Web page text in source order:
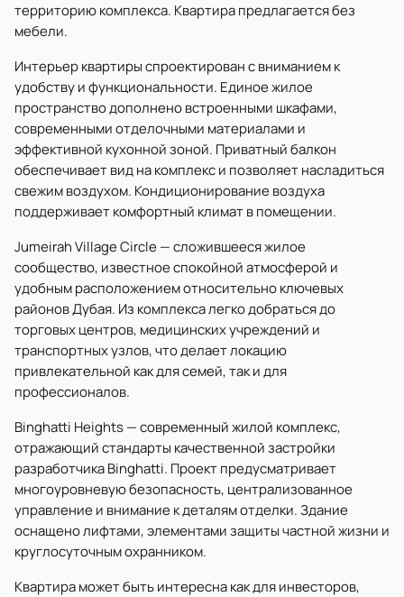
территорию комплекса. Квартира предлагается без
мебели.
Интерьер квартиры спроектирован с вниманием к
удобству и функциональности. Единое жилое
пространство дополнено встроенными шкафами,
современными отделочными материалами и
эффективной кухонной зоной. Приватный балкон
обеспечивает вид на комплекс и позволяет насладиться
свежим воздухом. Кондиционирование воздуха
поддерживает комфортный климат в помещении.
Jumeirah Village Circle — сложившееся жилое
сообщество, известное спокойной атмосферой и
удобным расположением относительно ключевых
районов Дубая. Из комплекса легко добраться до
торговых центров, медицинских учреждений и
транспортных узлов, что делает локацию
привлекательной как для семей, так и для
профессионалов.
Binghatti Heights — современный жилой комплекс,
отражающий стандарты качественной застройки
разработчика Binghatti. Проект предусматривает
многоуровневую безопасность, централизованное
управление и внимание к деталям отделки. Здание
оснащено лифтами, элементами защиты частной жизни и
круглосуточным охранником.
Квартира может быть интересна как для инвесторов,